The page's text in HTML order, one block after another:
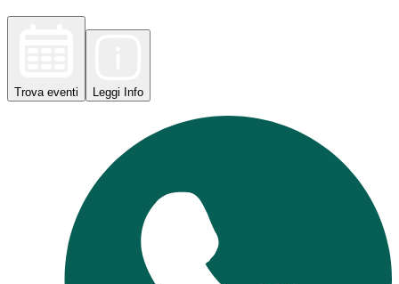
Trova eventi Leggi Info